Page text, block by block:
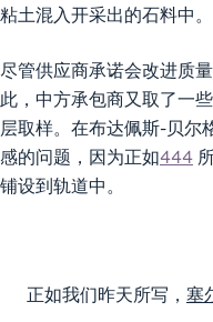
粘土混入开采出的石料中。
尽管供应商承诺会改进质
此，中方承包商又取了一
层取样。在布达佩斯-贝尔
感的问题，因为正如444
铺设到轨道中。
正如我们昨天所写， 塞